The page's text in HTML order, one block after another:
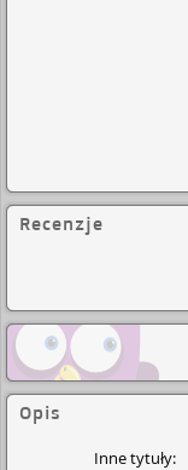
Recenzje
Opis
Inne tytuły: